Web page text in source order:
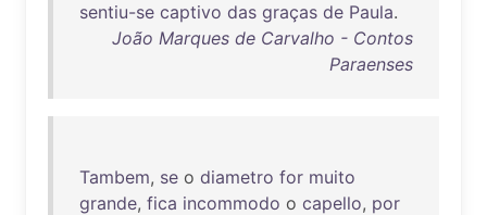
sentiu-se captivo das graças de Paula.
João Marques de Carvalho - Contos
Paraenses
Tambem, se o diametro for muito
grande, fica incommodo o capello, por